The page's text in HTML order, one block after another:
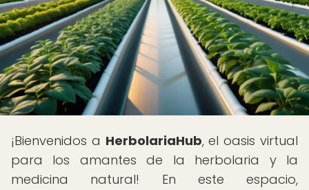
¡Bienvenidos a HerbolariaHub, el oasis virtual
para los amantes de la herbolaria y la
medicina natural! En este espacio,